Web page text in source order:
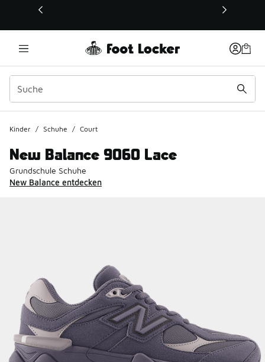
Dieser Link öffnet sich in einem neuen Fenster
Kinder / Schuhe / Court
New Balance 9060 Lace
Grundschule Schuhe
New Balance entdecken